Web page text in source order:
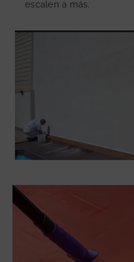
escalen a más.